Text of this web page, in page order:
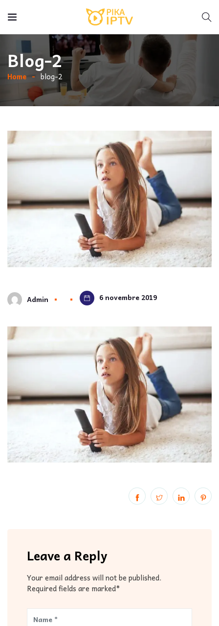
Blog-2
Home blog-2
Admin 6 novembre 2019
Leave a Reply
Your email address will not be published.
Required fields are marked*